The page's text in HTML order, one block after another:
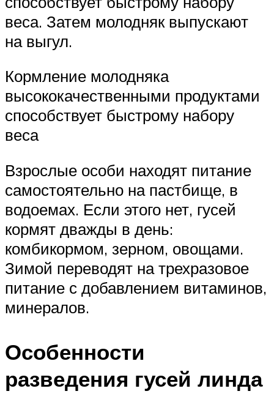
веса. Затем молодняк выпускают
на выгул.
Кормление молодняка
высококачественными продуктами
способствует быстрому набору
веса
Взрослые особи находят питание
самостоятельно на пастбище, в
водоемах. Если этого нет, гусей
кормят дважды в день:
комбикормом, зерном, овощами.
Зимой переводят на трехразовое
питание с добавлением витаминов,
минералов.
Особенности
разведения гусей линда